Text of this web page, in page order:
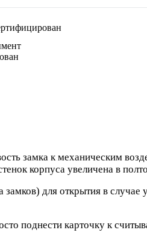
замка к механическим
корпуса увеличена в
для открытия в случае
поднести карточку к